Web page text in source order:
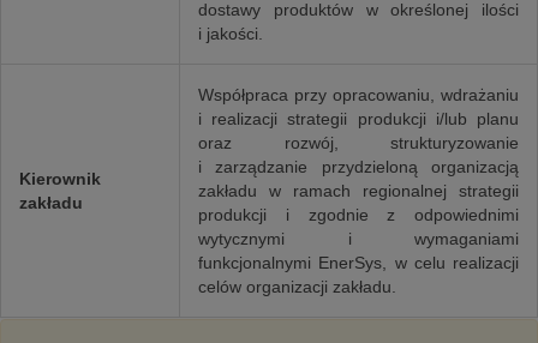
dostawy produktów w określonej ilości
i jakości.
Kierownik
zakładu
Współpraca przy opracowaniu, wdrażaniu
i realizacji strategii produkcji i/lub planu
oraz rozwój, strukturyzowanie
i zarządzanie przydzieloną organizacją
zakładu w ramach regionalnej strategii
produkcji i zgodnie z odpowiednimi
wytycznymi i wymaganiami
funkcjonalnymi EnerSys, w celu realizacji
celów organizacji zakładu.